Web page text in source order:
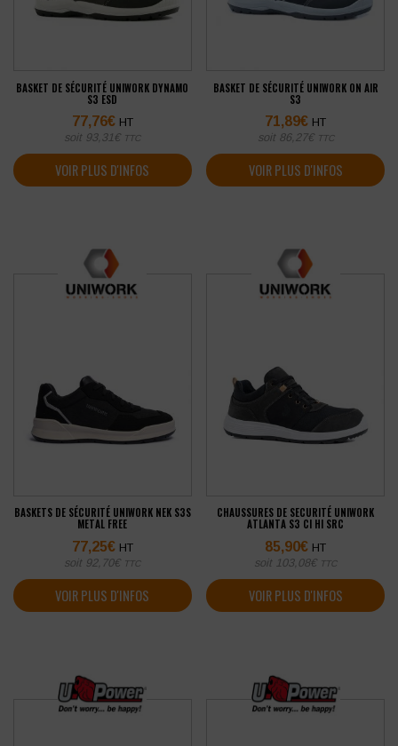
BASKET DE SÉCURITÉ UNIWORK DYNAMO
S3 ESD
77,76€ HT
soit 93,31 € TTC
VOIR PLUS D'INFOS
BASKET DE SÉCURITÉ UNIWORK ON AIR
S3
71,89€ HT
soit 86,27€ TTC
VOIR PLUS D'INFOS
BASKETS DE SÉCURITÉ UNIWORK NEK S3S
METAL FREE
77,25€ HT
soit 92,70€ TTC
VOIR PLUS D'INFOS
CHAUSSURES DE SECURITÉ UNIWORK
ATLANTA S3 CI HI SRC
85,90€ HT
soit 103,08€ TTC
VOIR PLUS D'INFOS